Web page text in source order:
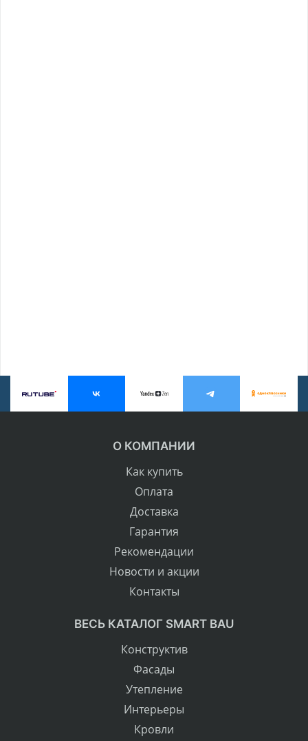
О КОМПАНИИ
Как купить
Оплата
Доставка
Гарантия
Рекомендации
Новости и акции
Контакты
ВЕСЬ КАТАЛОГ SMART BAU
Конструктив
Фасады
Утепление
Интерьеры
Кровли